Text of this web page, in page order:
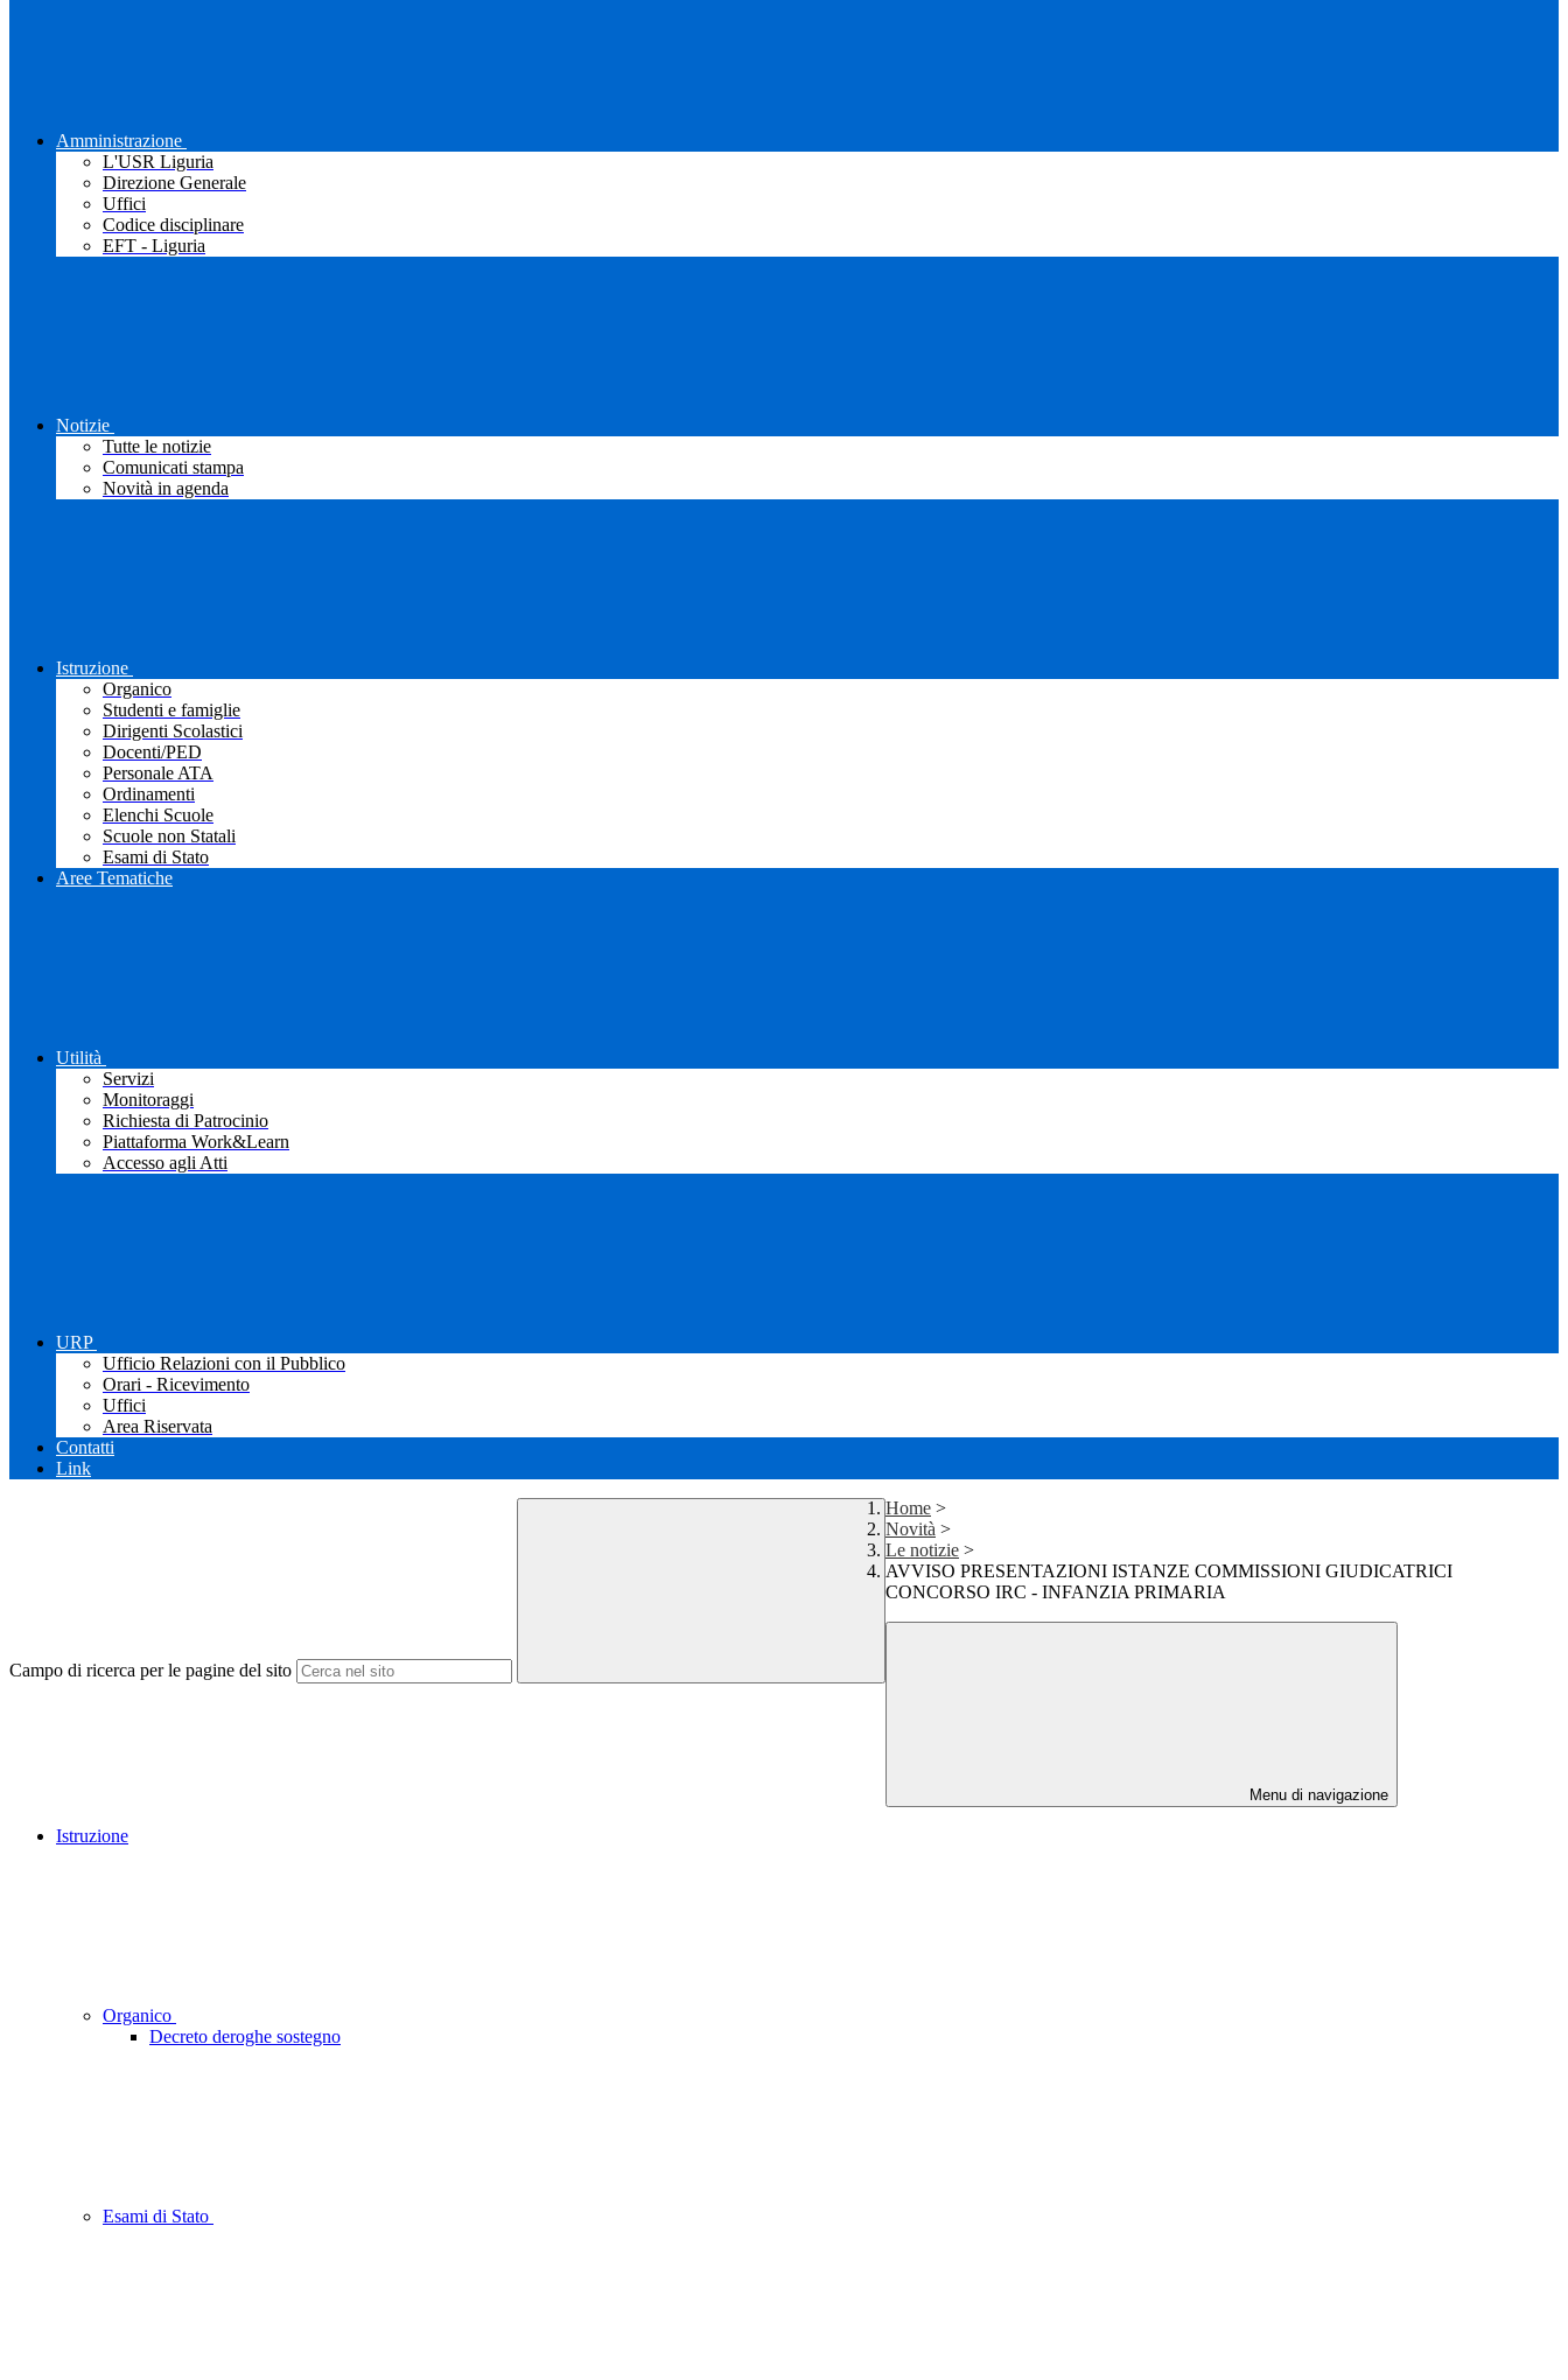
Amministrazione
L'USR Liguria
Direzione Generale
Uffici
Codice disciplinare
EFT - Liguria
Notizie
Tutte le notizie
Comunicati stampa
Novità in agenda
Istruzione
Organico
Studenti e famiglie
Dirigenti Scolastici
Docenti/PED
Personale ATA
Ordinamenti
Elenchi Scuole
Scuole non Statali
Esami di Stato
Aree Tematiche
Utilità
Servizi
Monitoraggi
Richiesta di Patrocinio
Piattaforma Work&Learn
Accesso agli Atti
URP
Ufficio Relazioni con il Pubblico
Orari - Ricevimento
Uffici
Area Riservata
Contatti
Link
Campo di ricerca per le pagine del sito
Home >
Novità >
Le notizie >
AVVISO PRESENTAZIONI ISTANZE COMMISSIONI GIUDICATRICI
CONCORSO IRC - INFANZIA PRIMARIA
Menu di navigazione
Istruzione
Organico
Decreto deroghe sostegno
Esami di Stato